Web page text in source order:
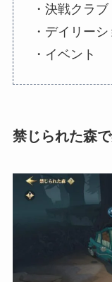
・決戦クラブ
・デイリー
・イベント
禁じられた森